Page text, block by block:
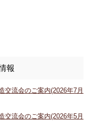
報
交流会のご案内(2026年7月
交流会のご案内(2026年5月